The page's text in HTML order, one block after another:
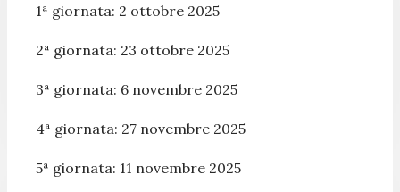
1ª giornata: 2 ottobre 2025
2ª giornata: 23 ottobre 2025
3ª giornata: 6 novembre 2025
4ª giornata: 27 novembre 2025
5ª giornata: 11 novembre 2025